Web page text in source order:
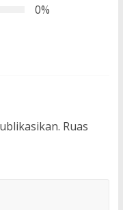
0%
Ruas